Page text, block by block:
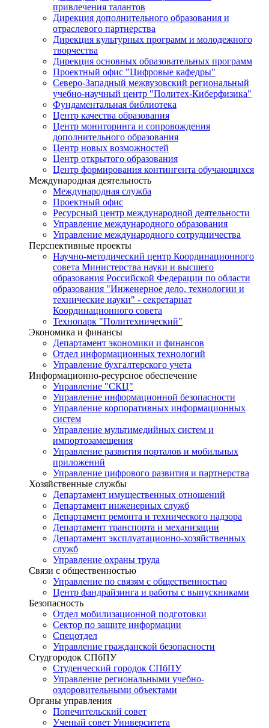
привлечения талантов
Дирекция дополнительного образования и
отраслевого партнерства
Дирекция культурных программ и молодежного
творчества
Дирекция основных образовательных программ
Проектный офис "Цифровые кафедры"
Северо-Западный межвузовский региональный
учебно-научный центр "Политех-Киберфизика"
Фундаментальная библиотека
Центр качества образования
Центр мониторинга и сопровождения
дополнительного образования
Центр новых возможностей
Центр открытого образования
Центр формирования контингента обучающихся
Международная деятельность
Международная служба
Проектный офис
Ресурсный центр международной деятельности
Управление международного образования
Управление международного сотрудничества
Перспективные проекты
Научно-методический центр Координационного
совета Министерства науки и высшего
образования Российской Федерации по области
образования "Инженерное дело, технологии и
технические науки" - секретариат
Координационного совета
Технопарк "Политехнический"
Экономика и финансы
Департамент экономики и финансов
Отдел информационных технологий
Управление бухгалтерского учета
Информационно-ресурсное обеспечение
Управление "СКЦ"
Управление информационной безопасности
Управление корпоративных информационных
систем
Управление мультимедийных систем и
импортозамещения
Управление развития порталов и мобильных
приложений
Управление цифрового развития и партнерства
Хозяйственные службы
Департамент имущественных отношений
Департамент инженерных служб
Департамент ремонта и технического надзора
Департамент транспорта и механизации
Департамент эксплуатационно-хозяйственных
служб
Управление охраны труда
Связи с общественностью
Управление по связям с общественностью
Центр фандрайзинга и работы с выпускниками
Безопасность
Отдел мобилизационной подготовки
Сектор по защите информации
Спецотдел
Управление гражданской безопасности
Студгородок СПбПУ
Студенческий городок СПбПУ
Управление региональными учебно-
оздоровительными объектами
Органы управления
Попечительский совет
Ученый совет Университета